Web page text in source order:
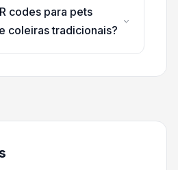
codes para pets
coleiras tradicionais?